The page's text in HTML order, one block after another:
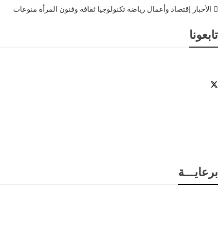
الأخبار إقتصاد وأعمال رياضة تكنولوجيا ثقافة وفنون المرأة منوعات
تابعونا
برعايـــة